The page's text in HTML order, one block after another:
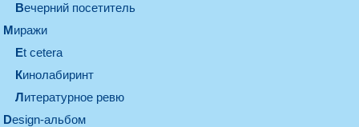
вечерний посетитель
миражи
et cetera
кинолабиринт
литературное ревю
design-альбом